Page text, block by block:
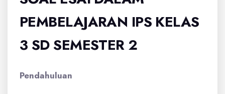
PEMBELAJARAN IPS KELAS
3 SD SEMESTER 2
Pendahuluan